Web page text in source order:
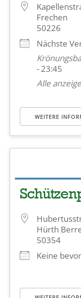
Frechen
50226
Nächste
- 23:45
Alle
WEITERE
Hürth
50354
Keine